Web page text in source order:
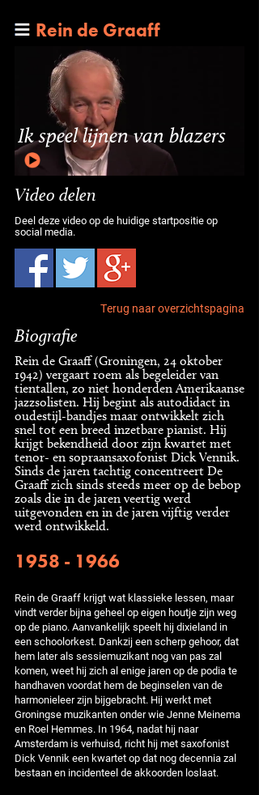
Rein de Graaff
Ik speel lijnen van blazers
Video delen
Deel deze video op de huidige startpositie op
social media.
Terug naar overzichtspagina
Biografie
Rein de Graaff (Groningen, 24 oktober
1942) vergaart roem als begeleider van
tientallen, zo niet honderden Amerikaanse
jazzsolisten. Hij begint als autodidact in
oudestijl-bandjes maar ontwikkelt zich
snel tot een breed inzetbare pianist. Hij
krijgt bekendheid door zijn kwartet met
tenor- en sopraansaxofonist Dick Vennik.
Sinds de jaren tachtig concentreert De
Graaff zich sinds steeds meer op de bebop
zoals die in de jaren veertig werd
uitgevonden en in de jaren vijftig verder
werd ontwikkeld.
1958 - 1966
Rein de Graaff krijgt wat klassieke lessen, maar
vindt verder bijna geheel op eigen houtje zijn weg
op de piano. Aanvankelijk speelt hij dixieland in
een schoolorkest. Dankzij een scherp gehoor, dat
hem later als sessiemuzikant nog van pas zal
komen, weet hij zich al enige jaren op de podia te
handhaven voordat hem de beginselen van de
harmonieleer zijn bijgebracht. Hij werkt met
Groningse muzikanten onder wie Jenne Meinema
en Roel Hemmes. In 1964, nadat hij naar
Amsterdam is verhuisd, richt hij met saxofonist
Dick Vennik een kwartet op dat nog decennia zal
bestaan en incidenteel de akkoorden loslaat.